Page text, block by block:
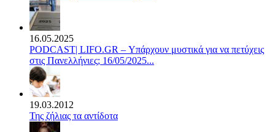
16.05.2025
PODCAST| LIFO.GR – Υπάρχουν μυστικά για να πετύχεις
στις Πανελλήνιες; 16/05/2025...
19.03.2012
Της ζήλιας τα αντίδοτα